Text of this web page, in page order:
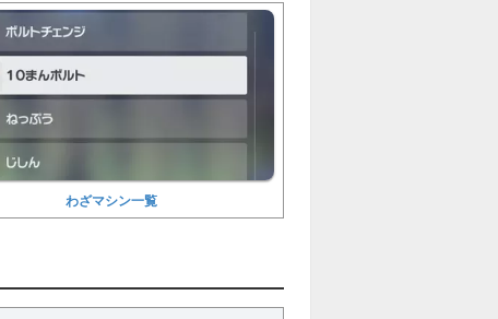
わざマシン一覧